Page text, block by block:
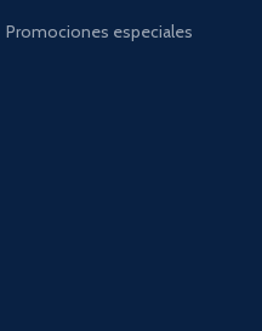
Promociones especiales